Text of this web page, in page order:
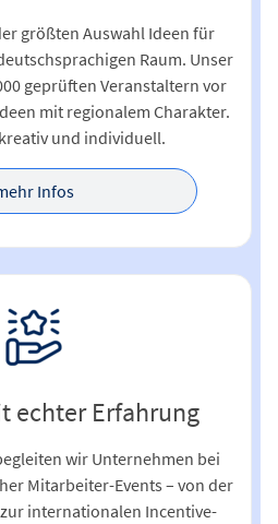
größten Auswahl Ideen für
Raum. Unser
geprüften Veranstaltern vor
mit regionalem Charakter.
und individuell.
Infos
echter Erfahrung
wir Unternehmen bei
Mitarbeiter-Events – von der
internationalen Incentive-